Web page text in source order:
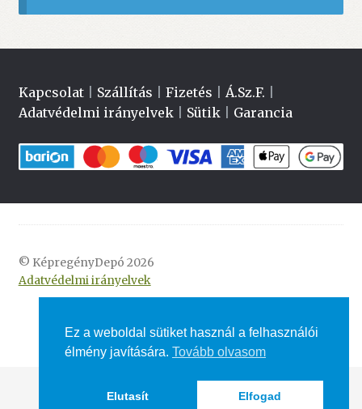
Kapcsolat| Szállítás Fizetés Á.Sz.F.
Adatvédelmi irányelvek| Sütik| Garancia
© KépregényDepó 2026
Adatvédelmi irányelvek
Ez a weboldal sütiket használ a felhasználói
élmény javítására. Tovább olvasom
Elutasít Elfogad